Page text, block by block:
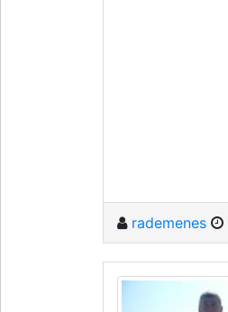
rademenes